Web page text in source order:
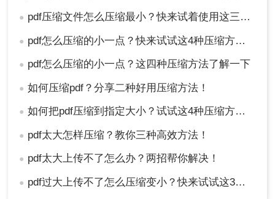
● pdf压缩文件怎么压缩最小？快来试着使用这三种压缩方法！
● pdf怎么压缩的小一点？快来试试这4种压缩方法！
● pdf怎么压缩的小一点？这四种压缩方法了解一下
● 如何压缩pdf？分享二种好用压缩方法！
● 如何把pdf压缩到指定大小？试试这4种压缩方法！
● pdf太大怎样压缩？教你三种高效方法！
● pdf太大上传不了怎么办？两招帮你解决！
● pdf过大上传不了怎么压缩变小？快来试试这3种压缩方法！